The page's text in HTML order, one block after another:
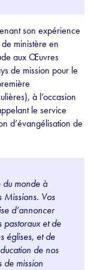
son expérience
ministère en
aux Œuvres
de mission pour le
à l’occasion
le service
d’évangélisation de
du monde à
Vos
d’annoncer
pastoraux et de
églises, et de
de nos
mission